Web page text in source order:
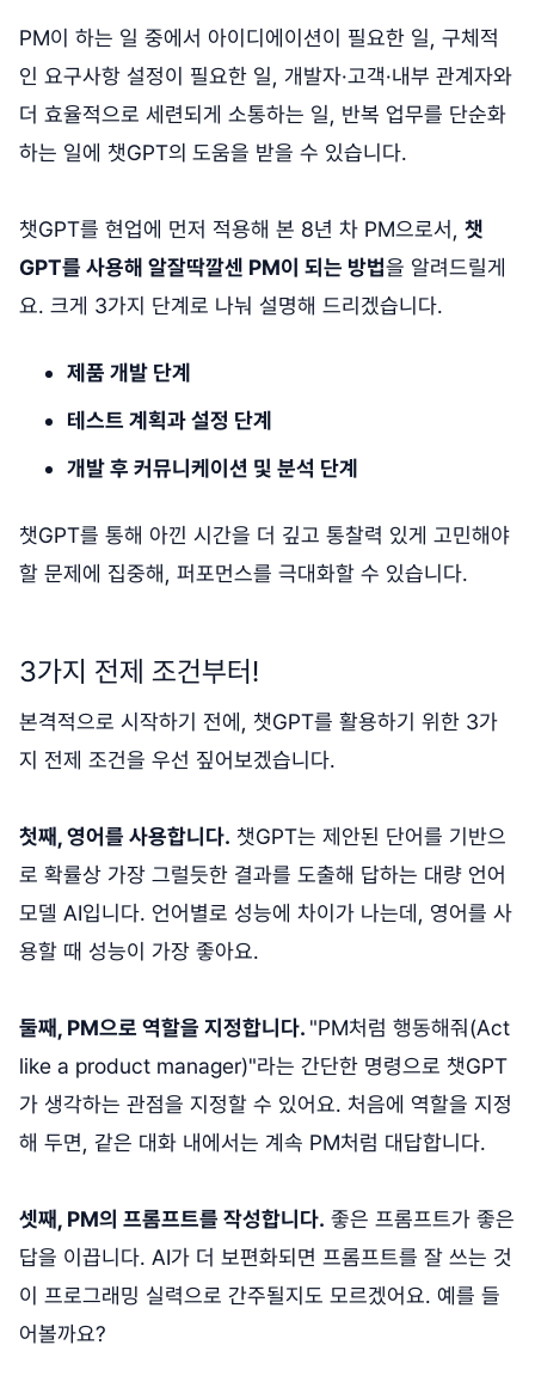
PM이 하는 일 중에서 아이디에이션이 필요한 일, 구체적
인 요구사항 설정이 필요한 일, 개발자·고객·내부 관계자와
더 효율적으로 세련되게 소통하는 일, 반복 업무를 단순화
하는 일에 챗GPT의 도움을 받을 수 있습니다.
챗GPT를 현업에 먼저 적용해 본 8년 차 PM으로서, 챗
GPT를 사용해 알잘딱깔센 PM이 되는 방법을 알려드릴게
요. 크게 3가지 단계로 나눠 설명해 드리겠습니다.
제품 개발 단계
테스트 계획과 설정 단계
개발 후 커뮤니케이션 및 분석 단계
챗GPT를 통해 아낀 시간을 더 깊고 통찰력 있게 고민해야
할 문제에 집중해, 퍼포먼스를 극대화할 수 있습니다.
3가지 전제 조건부터!
본격적으로 시작하기 전에, 챗GPT를 활용하기 위한 3가
지 전제 조건을 우선 짚어보겠습니다.
첫째, 영어를 사용합니다. 챗GPT는 제안된 단어를 기반으
로 확률상 가장 그럴듯한 결과를 도출해 답하는 대량 언어
모델 AI입니다. 언어별로 성능에 차이가 나는데, 영어를 사
용할 때 성능이 가장 좋아요.
둘째, PM으로 역할을 지정합니다. "PM처럼 행동해줘(Act
like a product manager)"라는 간단한 명령으로 챗GPT
가 생각하는 관점을 지정할 수 있어요. 처음에 역할을 지정
해 두면, 같은 대화 내에서는 계속 PM처럼 대답합니다.
셋째, PM의 프롬프트를 작성합니다. 좋은 프롬프트가 좋은
답을 이끕니다. AI가 더 보편화되면 프롬프트를 잘 쓰는 것
이 프로그래밍 실력으로 간주될지도 모르겠어요. 예를 들
어볼까요?